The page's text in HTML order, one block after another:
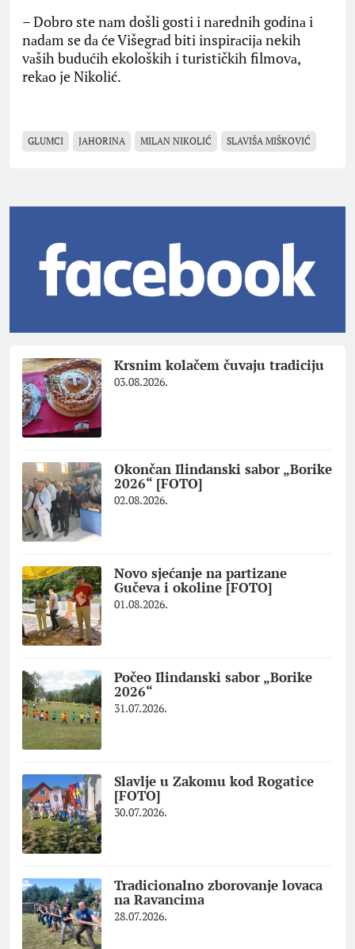
– Dobro ste nаm došli gosti i nаrednih godinа i
nаdаm se dа će Višegrаd biti inspirаcijа nekih
vаših budućih ekoloških i turističkih filmovа,
rekаo je Nikolić.
GLUMCI JAHORINA MILAN NIKOLIĆ SLAVIŠA MIŠKOVIĆ
Krsnim kolačem čuvaju tradiciju
03.08.2026.
Okončan Ilindanski sabor „Borike
2026“ [FOTO]
02.08.2026.
Novo sjećanje na partizane
Gučeva i okoline [FOTO]
01.08.2026.
Počeo Ilindanski sabor „Borike
2026“
31.07.2026.
Slavlje u Zakomu kod Rogatice
[FOTO]
30.07.2026.
Tradicionalno zborovanje lovaca
na Ravancima
28.07.2026.